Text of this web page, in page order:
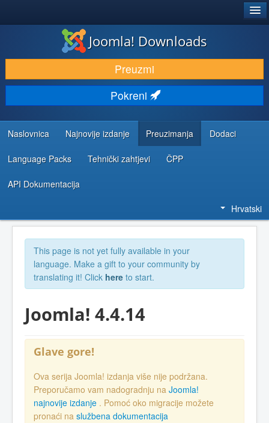
DOWNLOAD & EXTEND
DISCOVER & LEARN
COMMUNITY & SUPPORT
DEVELOPER RESOURCES
Joomla! Downloads
Preuzmi
Pokreni
Naslovnica Najnovije izdanje Preuzimanja Dodaci
Language Packs Tehnički zahtjevi ČPP
API Dokumentacija
Hrvatski
This page is not yet fully available in your
language. Make a gift to your community by
translating it! Click here to start.
Joomla! 4.4.14
Glave gore!
Ova serija Joomla! izdanja više nije podržana.
Preporučamo vam nadogradnju na Joomla!
najnovije izdanje . Pomoć oko migracije možete
pronaći na službena dokumentacija